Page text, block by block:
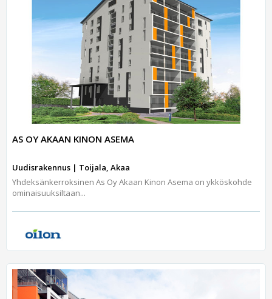
AS OY AKAAN KINON ASEMA
Uudisrakennus | Toijala, Akaa
Yhdeksänkerroksinen As Oy Akaan Kinon Asema on ykköskohde
ominaisuuksiltaan...